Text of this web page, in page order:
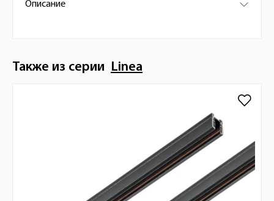
Описание
Также из серии Linea